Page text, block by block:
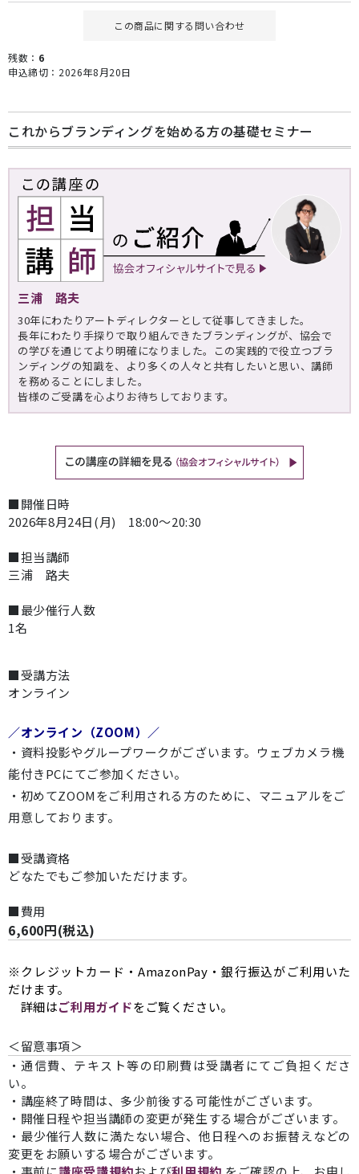
この商品に関する問い合わせ
残数： 6
申込締切：2026年8月20日
これからブランディングを始める方の基礎セミナー
三浦 路夫
30年にわたりアートディレクターとして従事してきました。
長年にわたり手探りで取り組んできたブランディングが、協会で
の学びを通じてより明確になりました。この実践的で役立つブラ
ンディングの知識を、より多くの人々と共有したいと思い、講師
を務めることにしました。
皆様のご受講を心よりお待ちしております。
■開催日時
2026年8月24日(月) 18:00～20:30
■担当講師
三浦 路夫
■最少催行人数
1名
■受講方法
オンライン
／オンライン（ZOOM）／
・資料投影やグループワークがございます。ウェブカメラ機
能付きPCにてご参加ください。
・初めてZOOMをご利用される方のために、マニュアルをご
用意しております。
■受講資格
どなたでもご参加いただけます。
■費用
6,600円(税込)
※クレジットカード・AmazonPay・銀行振込がご利用いた
だけます。
詳細はご利用ガイドをご覧ください。
＜留意事項＞
・通信費、テキスト等の印刷費は受講者にてご負担くださ
い。
・講座終了時間は、多少前後する可能性がございます。
・開催日程や担当講師の変更が発生する場合がございます。
・最少催行人数に満たない場合、他日程へのお振替えなどの
変更をお願いする場合がございます。